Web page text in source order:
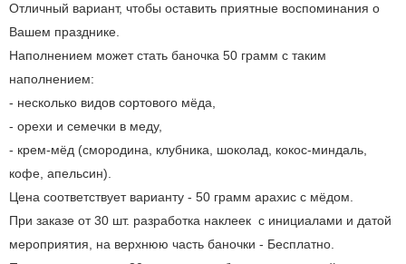
Отличный вариант, чтобы оставить приятные воспоминания о
Вашем празднике.
Наполнением может стать баночка 50 грамм с таким
наполнением:
- несколько видов сортового мёда,
- орехи и семечки в меду,
- крем-мёд (смородина, клубника, шоколад, кокос-миндаль,
кофе, апельсин).
Цена соответствует варианту - 50 грамм арахис с мёдом.
При заказе от 30 шт. разработка наклеек с инициалами и датой
мероприятия, на верхнюю часть баночки - Бесплатно.